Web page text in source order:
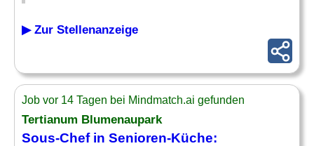
▶ Zur Stellenanzeige
Job vor 14 Tagen bei Mindmatch.ai gefunden
Tertianum Blumenaupark
Sous-Chef in Senioren-Küche: